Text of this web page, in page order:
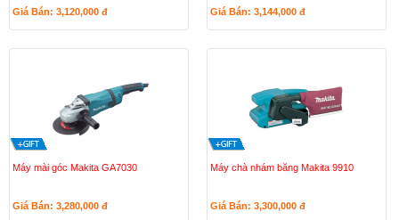
Giá Bán: 3,120,000 đ Giá Bán: 3,144,000 đ
Máy mài góc Makita GA7030
Giá Bán: 3,280,000 đ
Máy chà nhám băng Makita 9910
Giá Bán: 3,300,000 đ